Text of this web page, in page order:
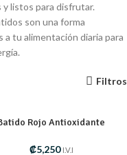
listos para disfrutar.
son una forma
tu alimentación diaria para
Filtros
Rojo Antioxidante
₡5,250 I.V.I